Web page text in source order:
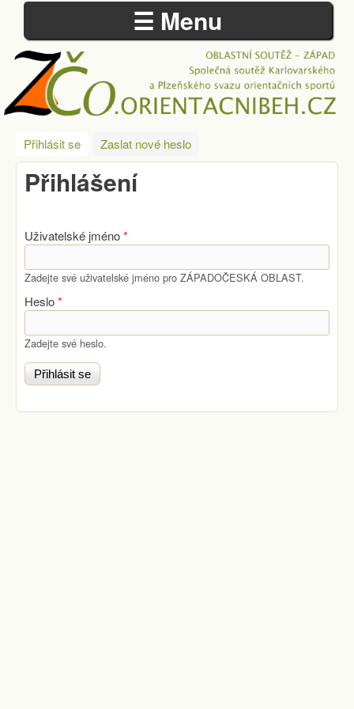
ZÁPADOČESKÁ
OBLAST
Přihlásit se (aktivní záložka)
Zaslat nové heslo
Přihlášení
Uživatelské jméno*
Zadejte své uživatelské jméno pro ZÁPADOČESKÁ OBLAST.
Heslo*
Zadejte své heslo.
☰ Menu